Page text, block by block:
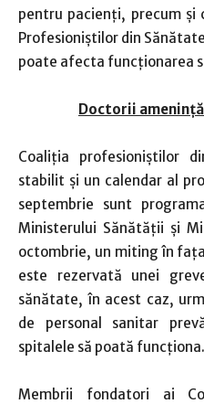
pentru pacienţi, precum şi
Profesioniştilor din
poate afecta funcţionarea
Doctorii
Coaliţia profesioniştilor
stabilit şi un calendar al
septembrie sunt
Ministerului Sănătăţii şi
octombrie, un miting în
este rezervată unei
sănătate, în acest caz,
de personal sanitar
spitalele să poată funcţiona.
Membrii fondatori ai